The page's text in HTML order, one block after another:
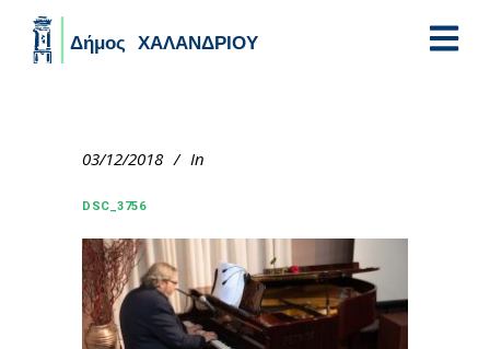
03/12/2018 In
DSC_3756